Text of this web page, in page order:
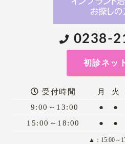
0238-
初診ネッ
受付時間 月 火
9:00～13:00
● ●
15:00～18:00
● ●
▲：15:00～